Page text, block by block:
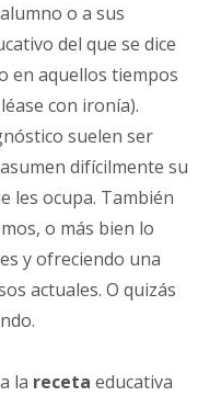
o a sus
del que se dice
en aquellos tiempos
con ironía).
suelen ser
difícilmente su
les ocupa. También
o más bien lo
y ofreciendo una
actuales. O quizás
la receta educativa